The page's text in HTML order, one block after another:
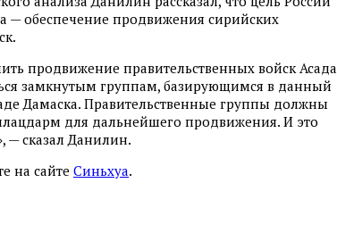
— обеспечение продвижения сирийских
продвижение правительственных войск Асада
замкнутым группам, базирующимся в данный
Дамаска. Правительственные группы должны
для дальнейшего продвижения. И это
— сказал Данилин.
на сайте Синьхуа.